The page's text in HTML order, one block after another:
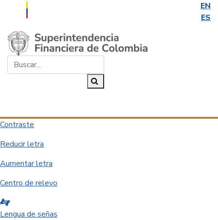
EN
ES
Saltar al contenido principal
Contraste
Reducir letra
Aumentar letra
Centro de relevo
Lengua de señas